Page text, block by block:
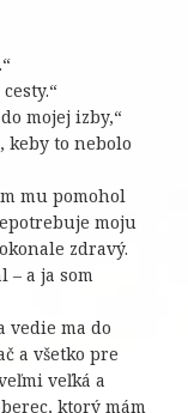
mojej izby,“
keby to nebolo
mu pomohol
moju
zdravý.
– a ja som
vedie ma do
a všetko pre
veľká a
ktorý mám